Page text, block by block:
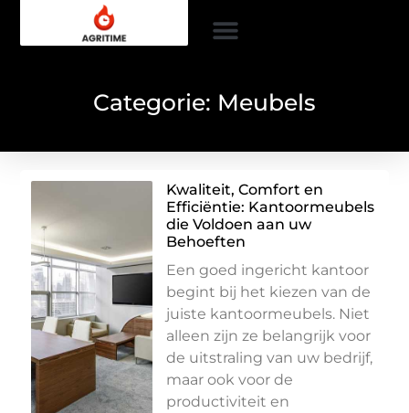
Categorie: Meubels
Kwaliteit, Comfort en
Efficiëntie: Kantoormeubels
die Voldoen aan uw
Behoeften
Een goed ingericht kantoor
begint bij het kiezen van de
juiste kantoormeubels. Niet
alleen zijn ze belangrijk voor
de uitstraling van uw bedrijf,
maar ook voor de
productiviteit en